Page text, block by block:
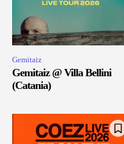
Gemitaiz
Gemitaiz @ Villa Bellini
(Catania)